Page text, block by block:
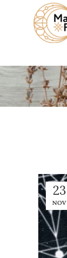
23
NOV